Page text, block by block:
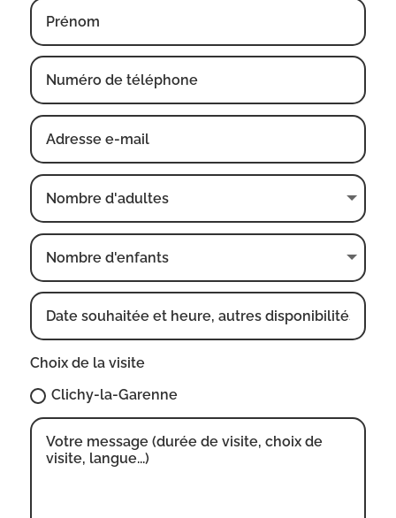
Choix de la visite
Clichy-la-Garenne